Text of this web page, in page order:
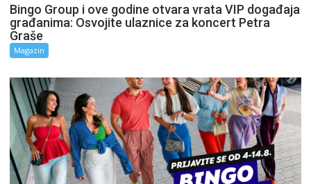
Bingo Group i ove godine otvara vrata VIP događaja
građanima: Osvojite ulaznice za koncert Petra
Graše
Magazin